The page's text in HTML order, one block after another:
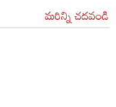
మరిన్ని చదవండి